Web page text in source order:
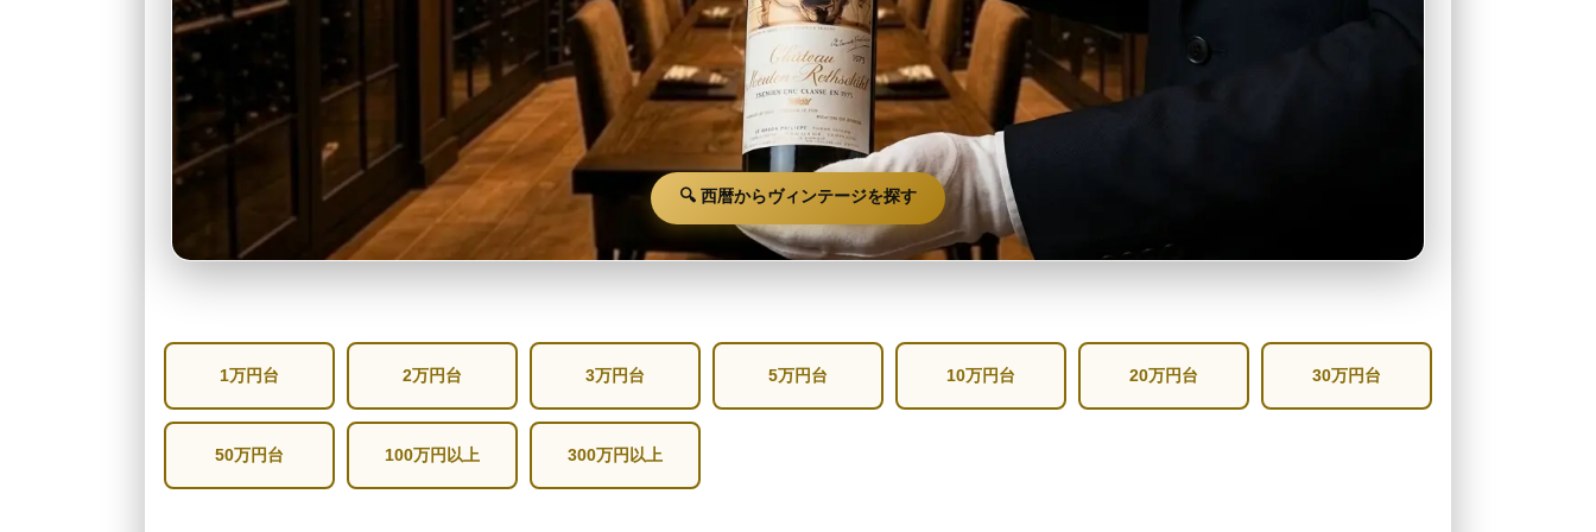
🔍 西暦からヴィンテージを探す
1万円台 2万円台 3万円台 5万円台 10万円台 20万円台 30万円台
50万円台 100万円以上 300万円以上